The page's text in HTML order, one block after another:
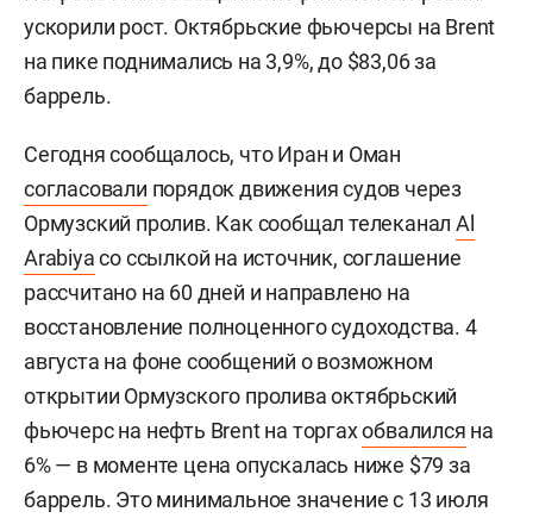
ускорили рост. Октябрьские фьючерсы на Brent
на пике поднимались на 3,9%, до $83,06 за
баррель.
Сегодня сообщалось, что Иран и Оман
согласовали порядок движения судов через
Ормузский пролив. Как сообщал телеканал Al
Arabiyaсо ссылкой на источник, соглашение
рассчитано на 60 дней и направлено на
восстановление полноценного судоходства. 4
августа на фоне сообщений о возможном
открытии Ормузского пролива октябрьский
фьючерс на нефть Brent на торгахобвалился на
6% — в моменте цена опускалась ниже $79 за
баррель. Это минимальное значение с 13 июля